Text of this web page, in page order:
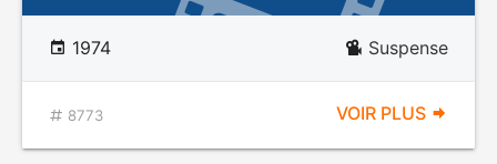
1974 Suspense
8773 VOIR PLUS